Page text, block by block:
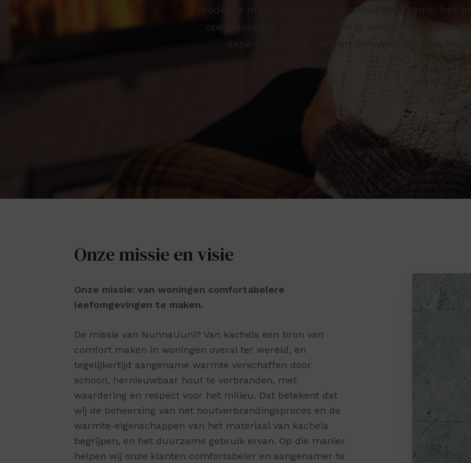
moderne mens niet meer dezelfde betekenis, het
open haarden overleefde en is verder ontwikkeld
expertise, onderzoek en ontwerp, bij elke
Onze missie en visie
Onze missie: van woningen comfortabelere
leefomgevingen te maken.
De missie van NunnaUuni? Van kachels een bron van
comfort maken in woningen overal ter wereld, en
tegelijkertijd aangename warmte verschaffen door
schoon, hernieuwbaar hout te verbranden, met
waardering en respect voor het milieu. Dat betekent dat
wij de beheersing van het houtverbrandingsproces en de
warmte-eigenschappen van het materiaal van kachels
begrijpen, en het duurzame gebruik ervan. Op die manier
helpen wij onze klanten comfortabeler en aangenamer te